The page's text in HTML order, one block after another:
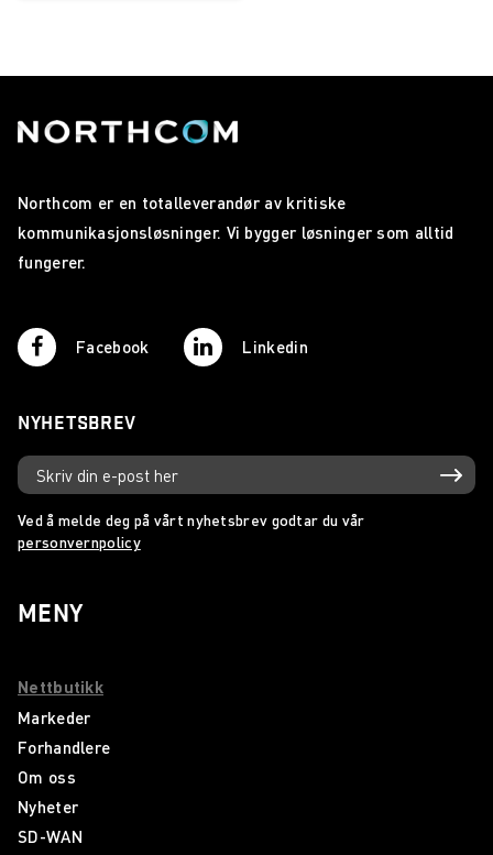
Northcom er en totalleverandør av kritiske
kommunikasjonsløsninger. Vi bygger løsninger som alltid
fungerer.
Facebook Linkedin
NYHETSBREV
Ved å melde deg på vårt nyhetsbrev godtar du vår
personvernpolicy
MENY
Nettbutikk
Markeder
Forhandlere
Om oss
Nyheter
SD-WAN